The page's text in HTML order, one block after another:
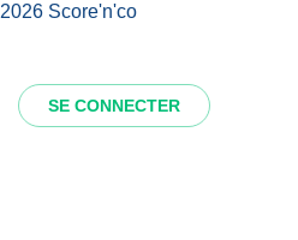
SE CONNECTER
2026Score'n'co